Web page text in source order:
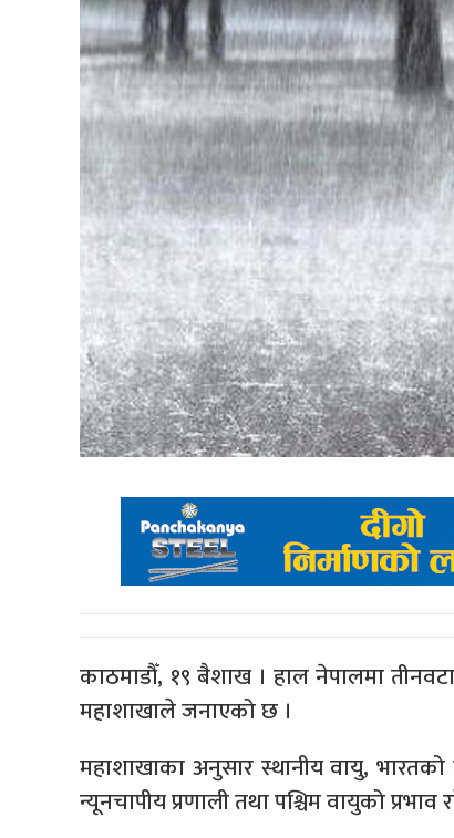
काठमाडौँ, १९ बैशाख । हाल नेपालमा
महाशाखाले जनाएको छ ।
महाशाखाका अनुसार स्थानीय वायु,
न्यूनचापीय प्रणाली तथा पश्चिम वायुको प्रभाव